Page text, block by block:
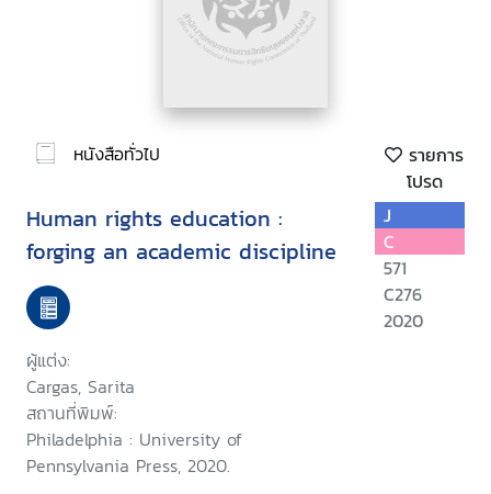
หนังสือทั่วไป
รายการ
โปรด
Human rights education :
forging an academic discipline
ผู้แต่ง:
Cargas, Sarita
สถานที่พิมพ์:
Philadelphia : University of
Pennsylvania Press, 2020.
J
C
571
C276
2020